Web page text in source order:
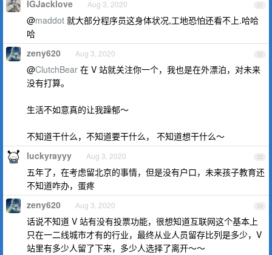
31
IGJacklove Aug 3, 2020
@maddot 就大部分程序员这身体状况,工地恐怕还看不上.哈哈
哈
32
zeny620 Aug 3, 2020
@ClutchBear 在 V 站就关注你一个，我也是在外漂泊，对未来
没有打算。
生活不如意真的让我躁郁～
不知道干什么，不知道要干什么， 不知道想干什么～
33
luckyrayyy Aug 3, 2020
五年了，在考虑留北京的事情，但是没有户口，未来孩子教育还
不知道咋办，蛋疼
34
zeny620 Aug 3, 2020
话说不知道 V 站有没有投票功能，很想知道互联网这个基本上
只在一二线城市才有的行业，最终从业人员留存比列是多少，V
站里有多少人留了下来，多少人选择了离开～～